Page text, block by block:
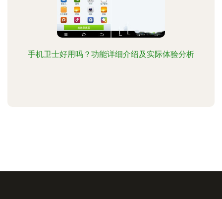
手机卫士好用吗？功能详细介绍及实际体验分析